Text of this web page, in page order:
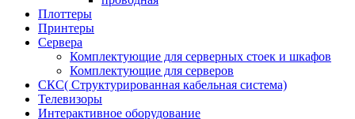
Плоттеры
Принтеры
Сервера
Комплектующие для серверных стоек и шкафов
Комплектующие для серверов
СКС( Структурированная кабельная система)
Телевизоры
Интерактивное оборудование